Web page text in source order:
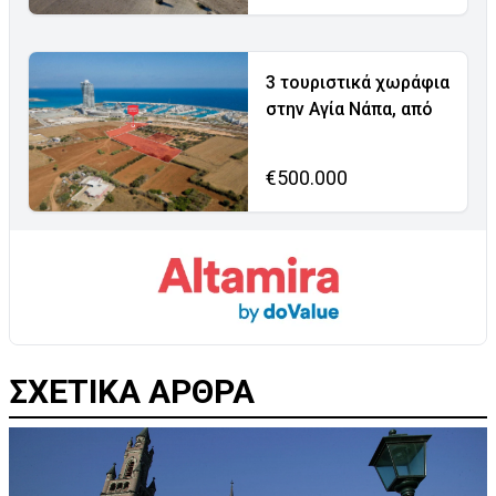
3 τουριστικά χωράφια
στην Αγία Νάπα, από
€500.000
ΣΧΕΤΙΚΑ ΑΡΘΡΑ